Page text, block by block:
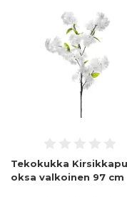
Tekokukka
oksa valkoinen 97 cm